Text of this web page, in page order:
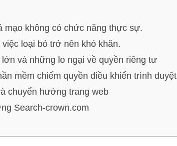
mạo không có chức năng thực sự.
loại bỏ trở nên khó khăn.
và những lo ngại về quyền riêng tư
mềm chiếm quyền điều khiển trình duyệt
chuyển hướng trang web
Search-crown.com